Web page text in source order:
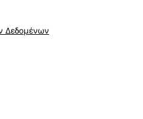
Δεδομένων